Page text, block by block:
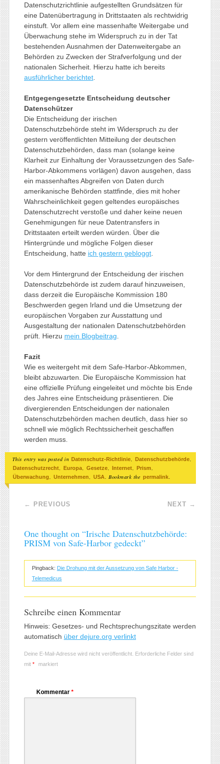
Datenschutzrichtlinie aufgestellten Grundsätzen für
eine Datenübertragung in Drittstaaten als rechtwidrig
einstuft. Vor allem eine massenhafte Weitergabe und
Überwachung stehe im Widerspruch zu in der Tat
bestehenden Ausnahmen der Datenweitergabe an
Behörden zu Zwecken der Strafverfolgung und der
nationalen Sicherheit. Hierzu hatte ich bereits
ausführlicher berichtet.
Entgegengesetzte Entscheidung deutscher
Datenschützer
Die Entscheidung der irischen
Datenschutzbehörde steht im Widerspruch zu der
gestern veröffentlichten Mitteilung der deutschen
Datenschutzbehörden, dass man (solange keine
Klarheit zur Einhaltung der Voraussetzungen des Safe-
Harbor-Abkommens vorlägen) davon ausgehen, dass
ein massenhaftes Abgreifen von Daten durch
amerikanische Behörden stattfinde, dies mit hoher
Wahrscheinlichkeit gegen geltendes europäisches
Datenschutzrecht verstoße und daher keine neuen
Genehmigungen für neue Datentransfers in
Drittstaaten erteilt werden würden. Über die
Hintergründe und mögliche Folgen dieser
Entscheidung, hatte ich gestern gebloggt.
Vor dem Hintergrund der Entscheidung der irischen
Datenschutzbehörde ist zudem darauf hinzuweisen,
dass derzeit die Europäische Kommission 180
Beschwerden gegen Irland und die Umsetzung der
europäischen Vorgaben zur Ausstattung und
Ausgestaltung der nationalen Datenschutzbehörden
prüft. Hierzu mein Blogbeitrag
Fazit
Wie es weitergeht mit dem Safe-Harbor-Abkommen,
bleibt abzuwarten. Die Europäische Kommission hat
eine offizielle Prüfung eingeleitet und möchte bis Ende
des Jahres eine Entscheidung präsentieren. Die
divergierenden Entscheidungen der nationalen
Datenschutzbehörden machen deutlich, dass hier so
schnell wie möglich Rechtssicherheit geschaffen
werden muss.
This entry was posted in Datenschutz-Richtlinie, Datenschutzbehörde,
Datenschutzrecht, Europa, Gesetze, Internet, Prism,
Überwachung, Unternehmen, USA. Bookmark the permalink.
Post navigation
← PREVIOUS NEXT →
One thought on “Irische Datenschutzbehörde:
PRISM von Safe-Harbor gedeckt”
Pingback: Die Drohung mit der Aussetzung von Safe Harbor -
Telemedicus
Schreibe einen Kommentar
Hinweis: Gesetzes- und Rechtsprechungszitate werden
automatisch über dejure.org verlinkt
Deine E-Mail-Adresse wird nicht veröffentlicht. Erforderliche Felder sind
mit * markiert
Kommentar *